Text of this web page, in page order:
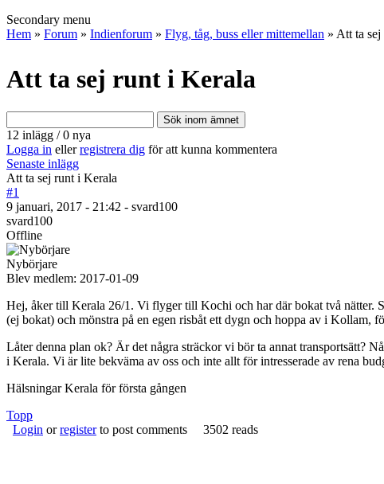
Secondary menu
Hem » Forum » Indienforum » Flyg, tåg, buss eller mittemellan » Att ta
Att ta sej runt i Kerala
12 inlägg / 0 nya
Logga in ellerregistrera dig för att kunna kommentera
Senaste inlägg
Att ta sej runt i Kerala
#1
9 januari, 2017 - 21:42 - svard100
svard100
Offline
Nybörjare
Blev medlem: 2017-01-09
Hej, åker till Kerala 26/1. Vi flyger till Kochi och har där bokat två nätter.
(ej bokat) och mönstra på en egen risbåt ett dygn och hoppa av i Kollam,
Låter denna plan ok? Är det några sträckor vi bör ta annat transportsätt?
i Kerala. Vi är lite bekväma av oss och inte allt för intresserade av rena
Hälsningar Kerala för första gången
Topp
Login orregisterto post comments 3502 reads